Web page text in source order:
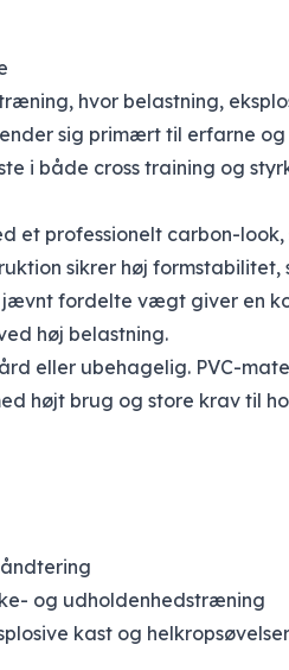
hvor belastning,
sig primært til erfarne
i både cross training og
et professionelt carbon-look,
sikrer høj formstabilitet,
fordelte vægt giver en
høj belastning.
eller ubehagelig. PVC-
højt brug og store krav til
og udholdenhedstræning
kast og